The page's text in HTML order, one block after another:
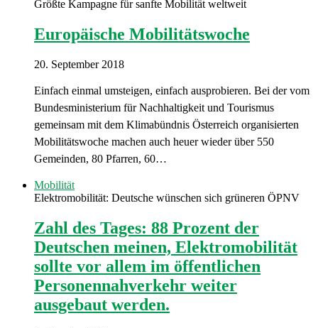
Größte Kampagne für sanfte Mobilität weltweit
Europäische Mobilitätswoche
20. September 2018
Einfach einmal umsteigen, einfach ausprobieren. Bei der vom
Bundesministerium für Nachhaltigkeit und Tourismus
gemeinsam mit dem Klimabündnis Österreich organisierten
Mobilitätswoche machen auch heuer wieder über 550
Gemeinden, 80 Pfarren, 60…
Mobilität
Elektromobilität: Deutsche wünschen sich grüneren ÖPNV
Zahl des Tages: 88 Prozent der
Deutschen meinen, Elektromobilität
sollte vor allem im öffentlichen
Personennahverkehr weiter
ausgebaut werden.